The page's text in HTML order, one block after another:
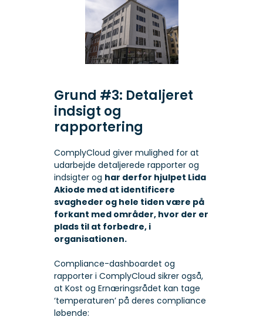
Grund #3: Detaljeret
indsigt og
rapportering
ComplyCloud giver mulighed for at
udarbejde detaljerede rapporter og
indsigter og har derfor hjulpet Lida
Akiode med at identificere
svagheder og hele tiden være på
forkant med områder, hvor der er
plads til at forbedre, i
organisationen.
Compliance-dashboardet og
rapporter i ComplyCloud sikrer også,
at Kost og Ernæringsrådet kan tage
‘temperaturen’ på deres compliance
løbende: